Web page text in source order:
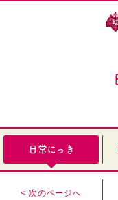
日常にっき
< 次のページへ